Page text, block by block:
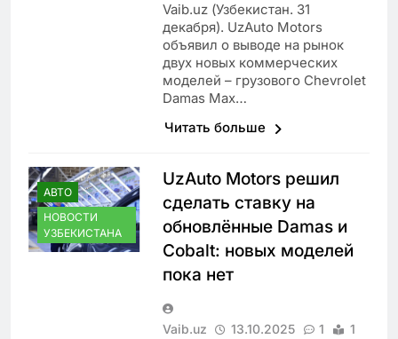
Vaib.uz (Узбекистан. 31
декабря). UzAuto Motors
объявил о выводе на рынок
двух новых коммерческих
моделей – грузового Chevrolet
Damas Max…
Читать больше
АВТО
НОВОСТИ
УЗБЕКИСТАНА
UzAuto Motors решил
сделать ставку на
обновлённые Damas и
Cobalt: новых моделей
пока нет
Vaib.uz 13.10.2025 1
1